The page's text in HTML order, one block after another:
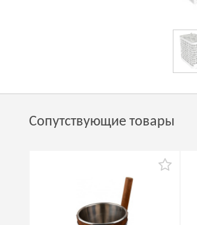
Сопутствующие товары